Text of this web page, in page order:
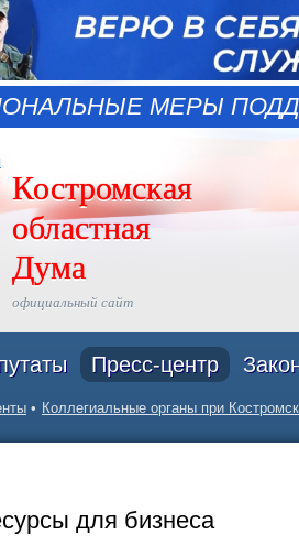
МЕРЫ
Костромская
областная
Дума
официальный сайт
Пресс-центр
Коллегиальные органы при
для бизнеса